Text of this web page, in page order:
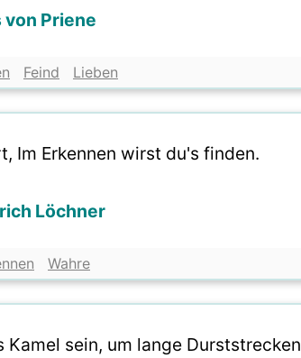
von Priene
Feind Lieben
Im Erkennen wirst du's finden.
Löchner
Wahre
sein, um lange Durststrecken